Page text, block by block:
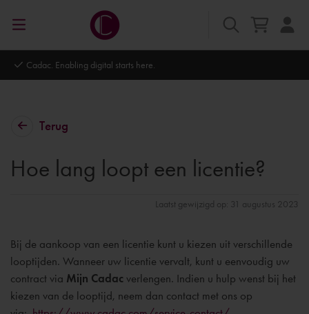
Autodesk Platinum Partner
Terug
Hoe lang loopt een licentie?
Laatst gewijzigd op: 31 augustus 2023
Bij de aankoop van een licentie kunt u kiezen uit verschillende
looptijden. Wanneer uw licentie vervalt, kunt u eenvoudig uw
contract via Mijn Cadac verlengen. Indien u hulp wenst bij het
kiezen van de looptijd, neem dan contact met ons op